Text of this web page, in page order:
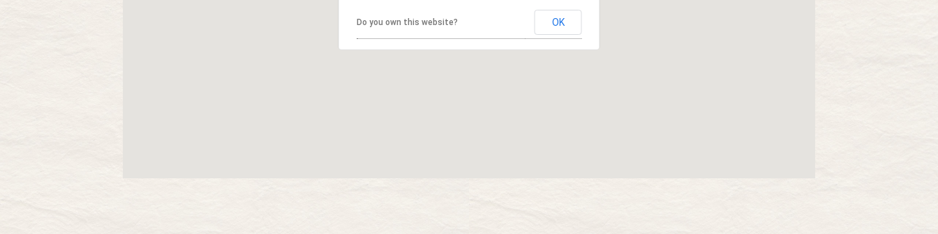
Do you own this website? OK